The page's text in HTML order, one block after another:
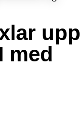
upp
med